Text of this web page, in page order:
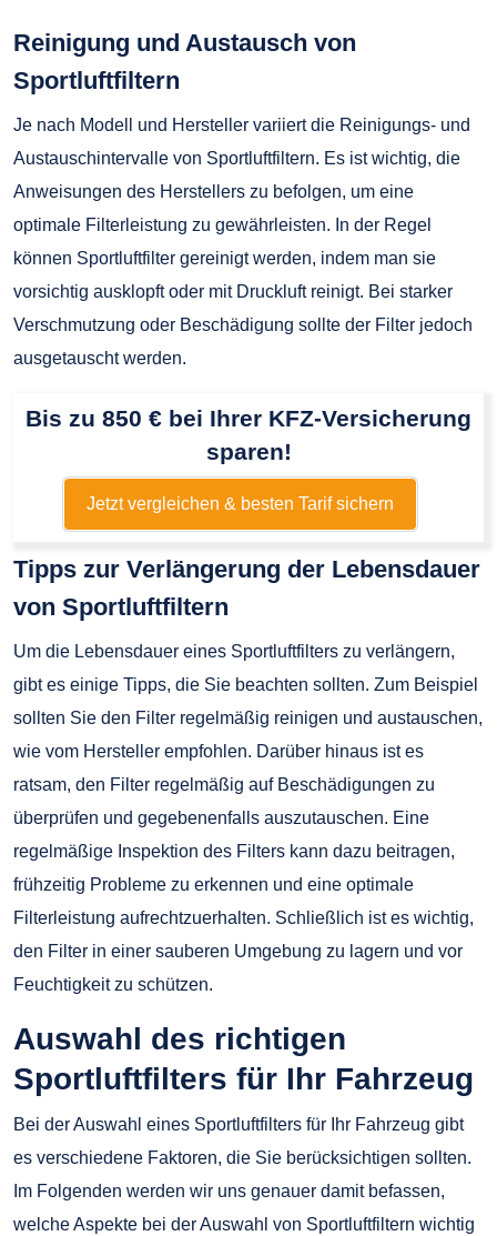
Reinigung und Austausch von
Sportluftfiltern
Je nach Modell und Hersteller variiert die Reinigungs- und
Austauschintervalle von Sportluftfiltern. Es ist wichtig, die
Anweisungen des Herstellers zu befolgen, um eine
optimale Filterleistung zu gewährleisten. In der Regel
können Sportluftfilter gereinigt werden, indem man sie
vorsichtig ausklopft oder mit Druckluft reinigt. Bei starker
Verschmutzung oder Beschädigung sollte der Filter jedoch
ausgetauscht werden.
Bis zu 850 € bei Ihrer KFZ-Versicherung
sparen!
Jetzt vergleichen & besten Tarif sichern
Tipps zur Verlängerung der Lebensdauer
von Sportluftfiltern
Um die Lebensdauer eines Sportluftfilters zu verlängern,
gibt es einige Tipps, die Sie beachten sollten. Zum Beispiel
sollten Sie den Filter regelmäßig reinigen und austauschen,
wie vom Hersteller empfohlen. Darüber hinaus ist es
ratsam, den Filter regelmäßig auf Beschädigungen zu
überprüfen und gegebenenfalls auszutauschen. Eine
regelmäßige Inspektion des Filters kann dazu beitragen,
frühzeitig Probleme zu erkennen und eine optimale
Filterleistung aufrechtzuerhalten. Schließlich ist es wichtig,
den Filter in einer sauberen Umgebung zu lagern und vor
Feuchtigkeit zu schützen.
Auswahl des richtigen
Sportluftfilters für Ihr Fahrzeug
Bei der Auswahl eines Sportluftfilters für Ihr Fahrzeug gibt
es verschiedene Faktoren, die Sie berücksichtigen sollten.
Im Folgenden werden wir uns genauer damit befassen,
welche Aspekte bei der Auswahl von Sportluftfiltern wichtig